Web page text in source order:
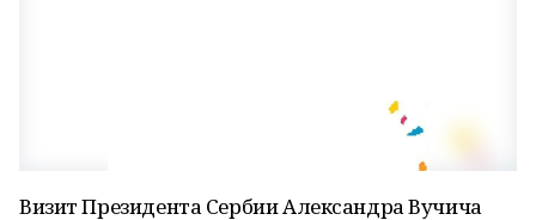
Визит Президента Сербии Александра Вучича